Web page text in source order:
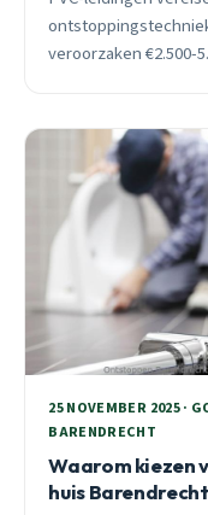
veroorzaken €2.500-
25 NOVEMBER 2025 ·
BARENDRECHT
Waarom kiezen
huis